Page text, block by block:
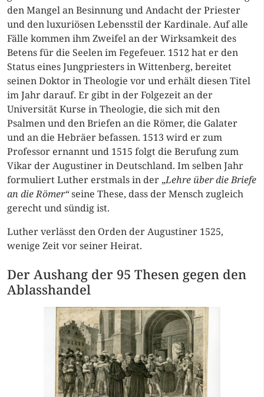
den Mangel an Besinnung und Andacht der Priester
und den luxuriösen Lebensstil der Kardinale. Auf alle
Fälle kommen ihm Zweifel an der Wirksamkeit des
Betens für die Seelen im Fegefeuer. 1512 hat er den
Status eines Jungpriesters in Wittenberg, bereitet
seinen Doktor in Theologie vor und erhält diesen Titel
im Jahr darauf. Er gibt in der Folgezeit an der
Universität Kurse in Theologie, die sich mit den
Psalmen und den Briefen an die Römer, die Galater
und an die Hebräer befassen. 1513 wird er zum
Professor ernannt und 1515 folgt die Berufung zum
Vikar der Augustiner in Deutschland. Im selben Jahr
formuliert Luther erstmals in der „Lehre über die Briefe
an die Römer“seine These, dass der Mensch zugleich
gerecht und sündig ist.
Luther verlässt den Orden der Augustiner 1525,
wenige Zeit vor seiner Heirat.
Der Aushang der 95 Thesen gegen den
Ablasshandel